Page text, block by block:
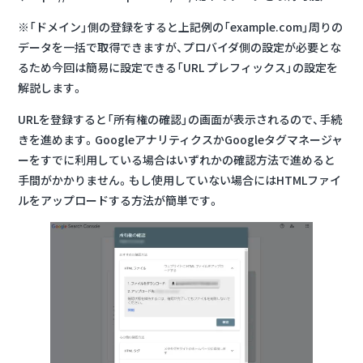
※「ドメイン」側の登録をすると上記例の「example.com」周りの
データを一括で取得できますが、プロバイダ側の設定が必要とな
るため今回は簡易に設定できる「URL プレフィックス」の設定を
解説します。
URLを登録すると「所有権の確認」の画面が表示されるので、手続
きを進めます。GoogleアナリティクスかGoogleタグマネージャ
ーをすでに利用している場合はいずれかの確認方法で進めると
手間がかかりません。もし使用していない場合にはHTMLファイ
ルをアップロードする方法が簡単です。